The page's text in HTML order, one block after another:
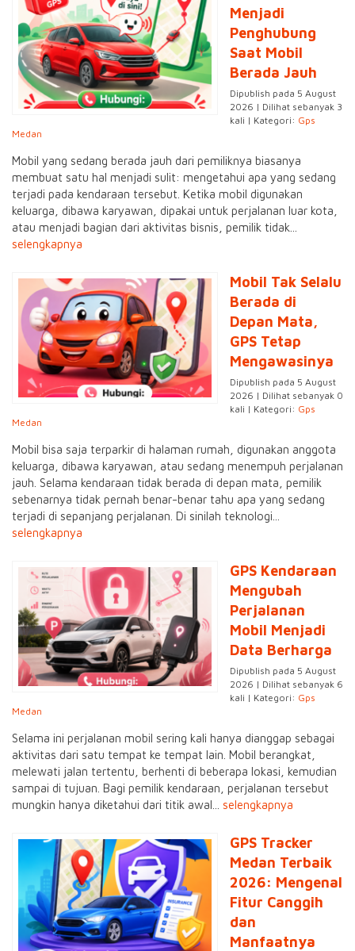
Menjadi
Penghubung
Saat Mobil
Berada Jauh
Dipublish pada 5 August
2026 | Dilihat sebanyak 3
kali | Kategori: Gps
Medan
Mobil yang sedang berada jauh dari pemiliknya biasanya
membuat satu hal menjadi sulit: mengetahui apa yang sedang
terjadi pada kendaraan tersebut. Ketika mobil digunakan
keluarga, dibawa karyawan, dipakai untuk perjalanan luar kota,
atau menjadi bagian dari aktivitas bisnis, pemilik tidak...
selengkapnya
Mobil Tak Selalu
Berada di
Depan Mata,
GPS Tetap
Mengawasinya
Dipublish pada 5 August
2026 | Dilihat sebanyak 0
kali | Kategori: Gps
Medan
Mobil bisa saja terparkir di halaman rumah, digunakan anggota
keluarga, dibawa karyawan, atau sedang menempuh perjalanan
jauh. Selama kendaraan tidak berada di depan mata, pemilik
sebenarnya tidak pernah benar-benar tahu apa yang sedang
terjadi di sepanjang perjalanan. Di sinilah teknologi...
selengkapnya
GPS Kendaraan
Mengubah
Perjalanan
Mobil Menjadi
Data Berharga
Dipublish pada 5 August
2026 | Dilihat sebanyak 6
kali | Kategori: Gps
Medan
Selama ini perjalanan mobil sering kali hanya dianggap sebagai
aktivitas dari satu tempat ke tempat lain. Mobil berangkat,
melewati jalan tertentu, berhenti di beberapa lokasi, kemudian
sampai di tujuan. Bagi pemilik kendaraan, perjalanan tersebut
mungkin hanya diketahui dari titik awal... selengkapnya
GPS Tracker
Medan Terbaik
2026: Mengenal
Fitur Canggih
dan
Manfaatnya